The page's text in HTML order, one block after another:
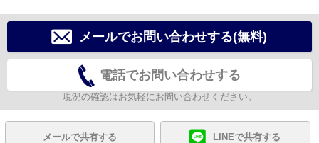
メールでお問い合わせする(無料)
電話でお問い合わせする
現況の確認はお気軽にお問い合わせください。
メールで共有する LINEで共有する